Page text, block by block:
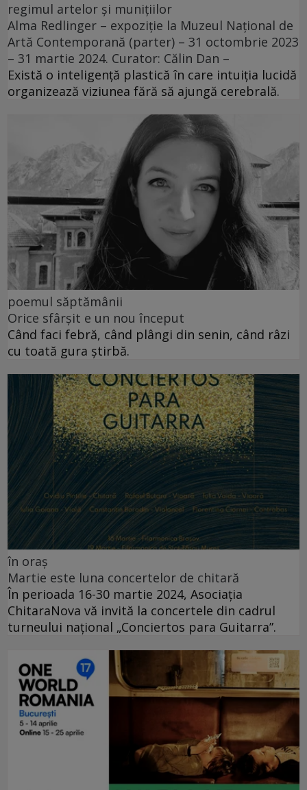
regimul artelor și munițiilor
Alma Redlinger – expoziție la Muzeul Național de
Artă Contemporană (parter) – 31 octombrie 2023
– 31 martie 2024. Curator: Călin Dan –
Există o inteligență plastică în care intuiția lucidă
organizează viziunea fără să ajungă cerebrală.
poemul săptămânii
Orice sfârșit e un nou început
Când faci febră, când plângi din senin, când râzi
cu toată gura știrbă.
în oraș
Martie este luna concertelor de chitară
În perioada 16-30 martie 2024, Asociația
ChitaraNova vă invită la concertele din cadrul
turneului național „Conciertos para Guitarra”.